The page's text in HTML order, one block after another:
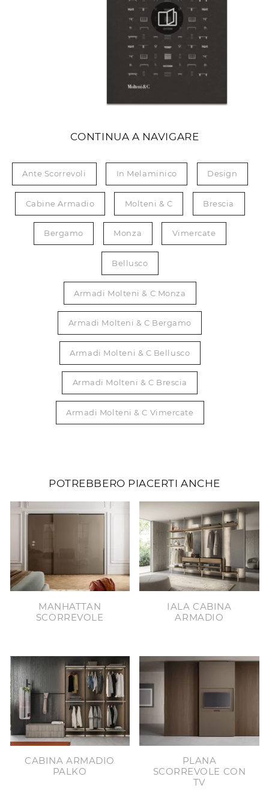
CONTINUA A NAVIGARE
Ante Scorrevoli In Melaminico Design
Cabine Armadio Molteni & C Brescia
Bergamo Monza Vimercate
Bellusco
Armadi Molteni & C Monza
Armadi Molteni & C Bergamo
Armadi Molteni & C Bellusco
Armadi Molteni & C Brescia
Armadi Molteni & C Vimercate
POTREBBERO PIACERTI ANCHE
MANHATTAN
SCORREVOLE
IALA CABINA
ARMADIO
CABINA ARMADIO
PALKO
PLANA
SCORREVOLE CON
TV